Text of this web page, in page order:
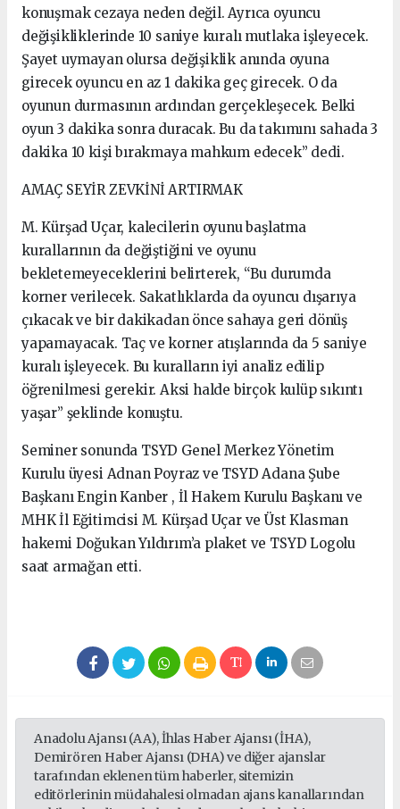
konuşmak cezaya neden değil. Ayrıca oyuncu
değişikliklerinde 10 saniye kuralı mutlaka işleyecek.
Şayet uymayan olursa değişiklik anında oyuna
girecek oyuncu en az 1 dakika geç girecek. O da
oyunun durmasının ardından gerçekleşecek. Belki
oyun 3 dakika sonra duracak. Bu da takımını sahada 3
dakika 10 kişi bırakmaya mahkum edecek” dedi.
AMAÇ SEYİR ZEVKİNİ ARTIRMAK
M. Kürşad Uçar, kalecilerin oyunu başlatma
kurallarının da değiştiğini ve oyunu
bekletemeyeceklerini belirterek, “Bu durumda
korner verilecek. Sakatlıklarda da oyuncu dışarıya
çıkacak ve bir dakikadan önce sahaya geri dönüş
yapamayacak. Taç ve korner atışlarında da 5 saniye
kuralı işleyecek. Bu kuralların iyi analiz edilip
öğrenilmesi gerekir. Aksi halde birçok kulüp sıkıntı
yaşar” şeklinde konuştu.
Seminer sonunda TSYD Genel Merkez Yönetim
Kurulu üyesi Adnan Poyraz ve TSYD Adana Şube
Başkanı Engin Kanber , İl Hakem Kurulu Başkanı ve
MHK İl Eğitimcisi M. Kürşad Uçar ve Üst Klasman
hakemi Doğukan Yıldırım’a plaket ve TSYD Logolu
saat armağan etti.
Anadolu Ajansı (AA), İhlas Haber Ajansı (İHA),
Demirören Haber Ajansı (DHA) ve diğer ajanslar
tarafından eklenen tüm haberler, sitemizin
editörlerinin müdahalesi olmadan ajans kanallarından